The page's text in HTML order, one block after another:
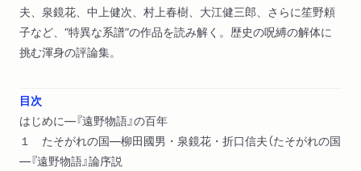
夫、泉鏡花、中上健次、村上春樹、大江健三郎、さらに笙野頼
子など、“特異な系譜”の作品を読み解く。歴史の呪縛の解体に
挑む渾身の評論集。
目次
はじめに―『遠野物語』の百年
１ たそがれの国―柳田國男・泉鏡花・折口信夫（たそがれの国
―『遠野物語』論序説